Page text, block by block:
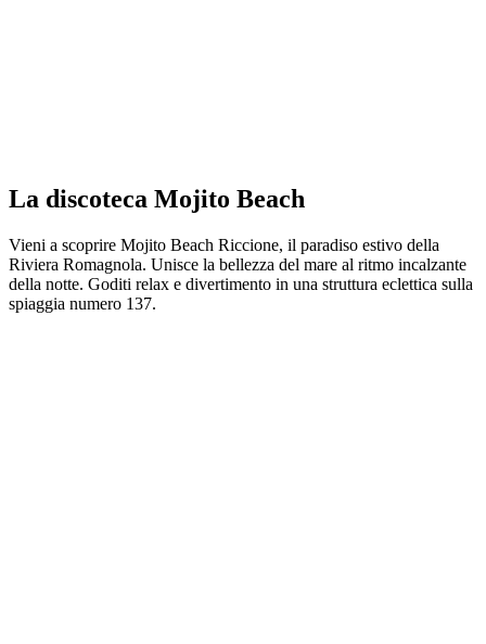
La discoteca Mojito Beach
Vieni a scoprire Mojito Beach Riccione, il paradiso estivo della
Riviera Romagnola. Unisce la bellezza del mare al ritmo incalzante
della notte. Goditi relax e divertimento in una struttura eclettica sulla
spiaggia numero 137.